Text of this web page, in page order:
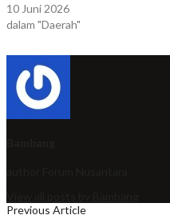
10 Juni 2026
dalam "Daerah"
Previous Article